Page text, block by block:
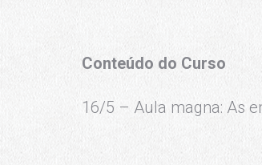
Conteúdo do Curso
16/5 – Aula magna: As